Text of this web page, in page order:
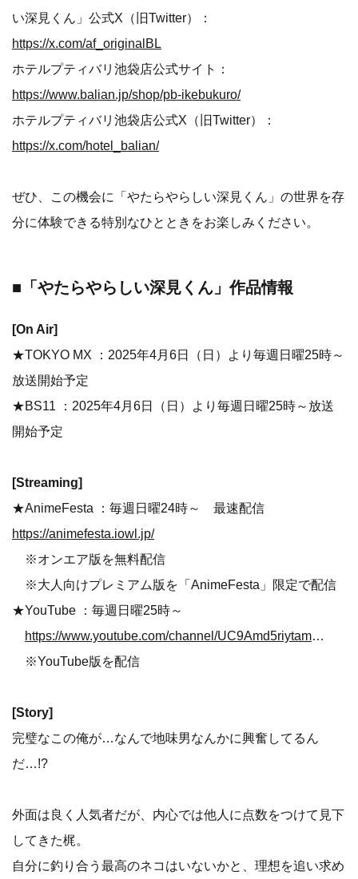
い深見くん」公式X（旧Twitter）：
https://x.com/af_originalBL
ホテルプティバリ池袋店公式サイト：
https://www.balian.jp/shop/pb-ikebukuro/
ホテルプティバリ池袋店公式X（旧Twitter）：
https://x.com/hotel_balian/
ぜひ、この機会に「やたらやらしい深見くん」の世界を存
分に体験できる特別なひとときをお楽しみください。
■「やたらやらしい深見くん」作品情報
[On Air]
★TOKYO MX ：2025年4月6日（日）より毎週日曜25時～
放送開始予定
★BS11 ：2025年4月6日（日）より毎週日曜25時～放送
開始予定
[Streaming]
★AnimeFesta ：毎週日曜24時～ 最速配信
https://animefesta.iowl.jp/
※オンエア版を無料配信
※大人向けプレミアム版を「AnimeFesta」限定で配信
★YouTube ：毎週日曜25時～
https://www.youtube.com/channel/UC9Amd5riytam4whkaacA5nw
※YouTube版を配信
[Story]
完璧なこの俺が…なんで地味男なんかに興奮してるん
だ…!?
外面は良く人気者だが、内心では他人に点数をつけて見下
してきた梶。
自分に釣り合う最高のネコはいないかと、理想を追い求め